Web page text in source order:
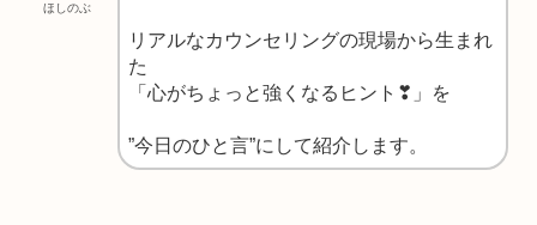
ほしのぶ
リアルなカウンセリングの現場から生まれ
た
「心がちょっと強くなるヒント❣」を
”今日のひと言”にして紹介します。